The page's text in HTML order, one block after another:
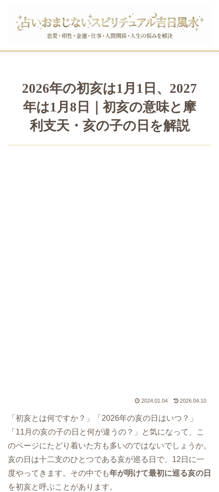
2026年の初亥は1月1日、2027
年は1月8日｜初亥の意味と摩
利支天・亥の子の日を解説
2024.01.04 2026.04.10
「初亥とは何ですか？」「2026年の亥の日はいつ？」
「11月の亥の子の日と何が違うの？」と気になって、こ
のページにたどり着いた方も多いのではないでしょうか。
亥の日は十二支のひとつである亥が巡る日で、12日に一
度やってきます。その中でも年が明けて最初に巡る亥の日
を初亥と呼ぶことがあります。